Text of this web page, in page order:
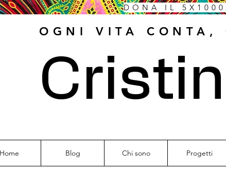
DONA IL
OGNI VITA CONTA,
Home Blog Chi sono Progetti